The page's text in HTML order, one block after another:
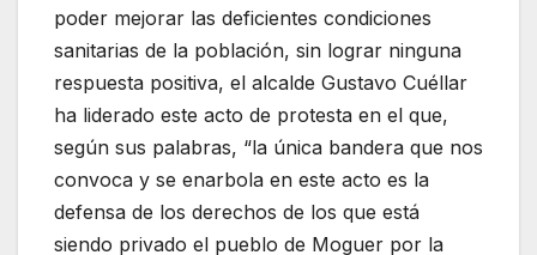
poder mejorar las deficientes condiciones
sanitarias de la población, sin lograr ninguna
respuesta positiva, el alcalde Gustavo Cuéllar
ha liderado este acto de protesta en el que,
según sus palabras, “la única bandera que nos
convoca y se enarbola en este acto es la
defensa de los derechos de los que está
siendo privado el pueblo de Moguer por la